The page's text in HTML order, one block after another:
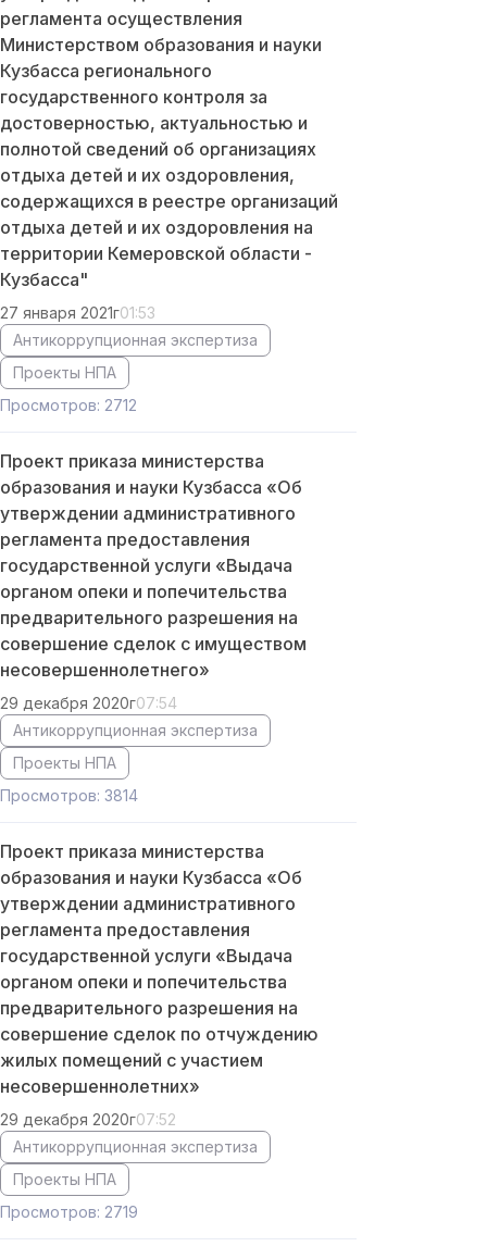
регламента осуществления
Министерством образования и науки
Кузбасса регионального
государственного контроля за
достоверностью, актуальностью и
полнотой сведений об организациях
отдыха детей и их оздоровления,
содержащихся в реестре организаций
отдыха детей и их оздоровления на
территории Кемеровской области -
Кузбасса"
27 января 2021г01:53
Антикоррупционная экспертиза
Проекты НПА
Просмотров: 2712
Проект приказа министерства
образования и науки Кузбасса «Об
утверждении административного
регламента предоставления
государственной услуги «Выдача
органом опеки и попечительства
предварительного разрешения на
совершение сделок с имуществом
несовершеннолетнего»
29 декабря 2020г07:54
Антикоррупционная экспертиза
Проекты НПА
Просмотров: 3814
Проект приказа министерства
образования и науки Кузбасса «Об
утверждении административного
регламента предоставления
государственной услуги «Выдача
органом опеки и попечительства
предварительного разрешения на
совершение сделок по отчуждению
жилых помещений с участием
несовершеннолетних»
29 декабря 2020г07:52
Антикоррупционная экспертиза
Проекты НПА
Просмотров: 2719